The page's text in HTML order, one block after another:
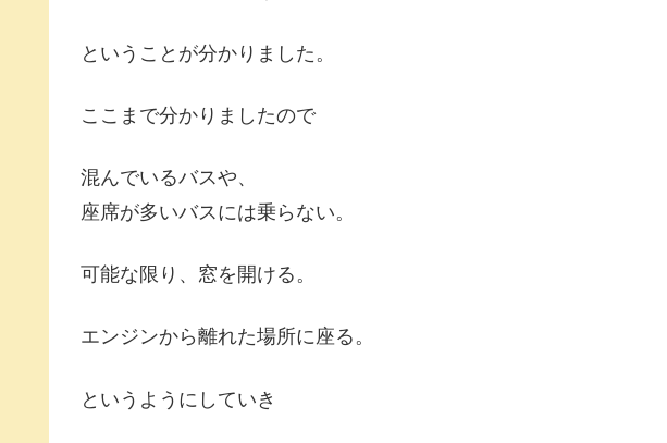
ということが分かりました。
ここまで分かりましたので
混んでいるバスや、
座席が多いバスには乗らない。
可能な限り、窓を開ける。
エンジンから離れた場所に座る。
というようにしていき